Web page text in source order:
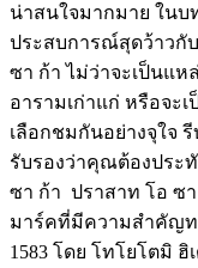
น่าสนใจมากมาย ในบ
ประสบการณ์สุดว้าวกั
ซา ก้า ไม่ว่าจะเป็นแห
อารามเก่าแก่ หรือจะ
เลือกชมกันอย่างจุใจ
รับรองว่าคุณต้องประ
ซา ก้า ปราสาท โอ ซา
มาร์คที่มีความสำคัญท
1583 โดย โทโยโตมิ